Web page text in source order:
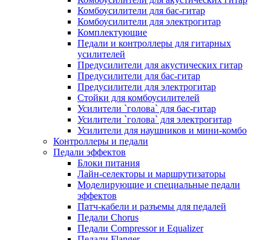
Комбоусилители для бас-гитар
Комбоусилители для электрогитар
Комплектующие
Педали и контроллеры для гитарных
усилителей
Предусилители для акустических гитар
Предусилители для бас-гитар
Предусилители для электрогитар
Стойки для комбоусилителей
Усилители `голова` для бас-гитар
Усилители `голова` для электрогитар
Усилители для наушников и мини-комбо
Контроллеры и педали
Педали эффектов
Блоки питания
Лайн-селекторы и маршрутизаторы
Моделирующие и специальные педали
эффектов
Патч-кабели и разъемы для педалей
Педали Chorus
Педали Compressor и Equalizer